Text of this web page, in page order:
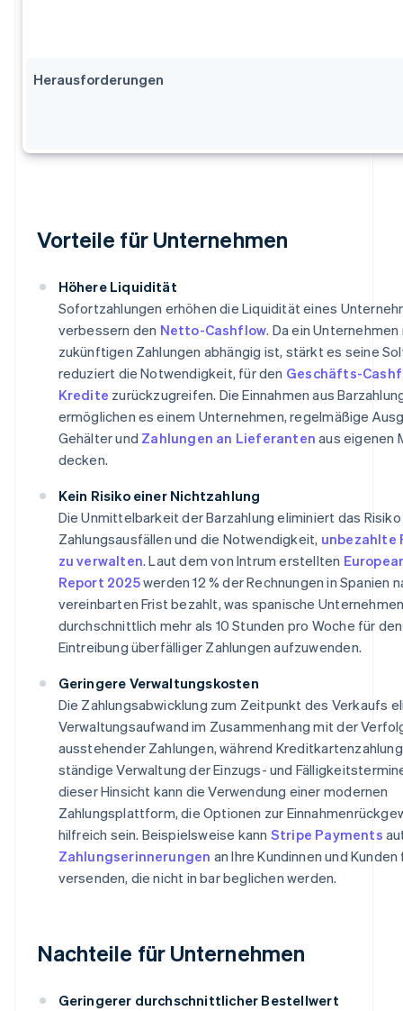
Herausforderungen
Vorteile für Unternehmen
Höhere Liquidität
Sofortzahlungen erhöhen die Liquidität eines
verbessern den Netto-Cashflow. Da ein
zukünftigen Zahlungen abhängig ist, stärkt es seine
reduziert die Notwendigkeit, für den Geschäfts-
Kredite zurückzugreifen. Die Einnahmen aus
ermöglichen es einem Unternehmen, regelmäßige
Gehälter und Zahlungen an Lieferanten aus eigenen
decken.
Kein Risiko einer Nichtzahlung
Die Unmittelbarkeit der Barzahlung eliminiert das
Zahlungsausfällen und die Notwendigkeit, unbezahlte
zu verwalten. Laut dem von Intrum erstellten
Report 2025werden 12 % der Rechnungen in Spanien
vereinbarten Frist bezahlt, was spanische
durchschnittlich mehr als 10 Stunden pro Woche für
Eintreibung überfälliger Zahlungen aufzuwenden.
Geringere Verwaltungskosten
Die Zahlungsabwicklung zum Zeitpunkt des Verkaufs
Verwaltungsaufwand im Zusammenhang mit der
ausstehender Zahlungen, während
ständige Verwaltung der Einzugs- und
dieser Hinsicht kann die Verwendung einer modernen
Zahlungsplattform, die Optionen zur
hilfreich sein. Beispielsweise kann Stripe Payments
Zahlungserinnerungen an Ihre Kundinnen und
versenden, die nicht in bar beglichen werden.
Nachteile für Unternehmen
Geringerer durchschnittlicher Bestellwert